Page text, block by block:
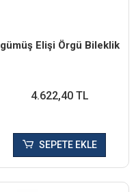
​gümüş Elişi Örgü Bileklik
4.622,40 TL
SEPETE EKLE